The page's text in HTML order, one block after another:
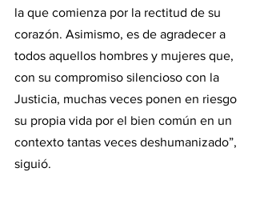
la que comienza por la rectitud de su
corazón. Asimismo, es de agradecer a
todos aquellos hombres y mujeres que,
con su compromiso silencioso con la
Justicia, muchas veces ponen en riesgo
su propia vida por el bien común en un
contexto tantas veces deshumanizado”,
siguió.